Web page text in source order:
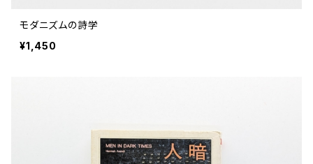
モダニズムの詩学
¥1,450